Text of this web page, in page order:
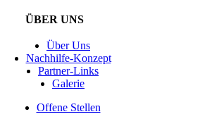
ÜBER UNS
Über Uns
Nachhilfe-Konzept
Partner-Links
Galerie
Offene Stellen